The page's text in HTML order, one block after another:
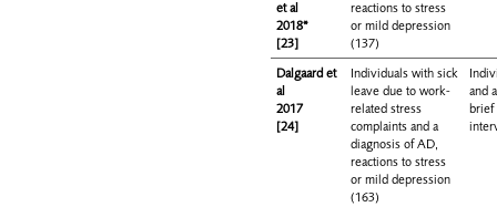
et al
2018*
[23]
reactions to stress
or mild depression
(137)
Dalgaard et
al
2017
[24]
Individuals with sick
leave due to work-
related stress
complaints and a
diagnosis of AD,
reactions to stress
or mild depression
(163)
and
brief